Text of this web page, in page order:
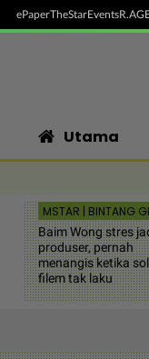
ePaperTheStarEvents
Utama
MSTAR | BINTANG
Baim Wong stres
produser, pernah
menangis ketika
filem tak laku